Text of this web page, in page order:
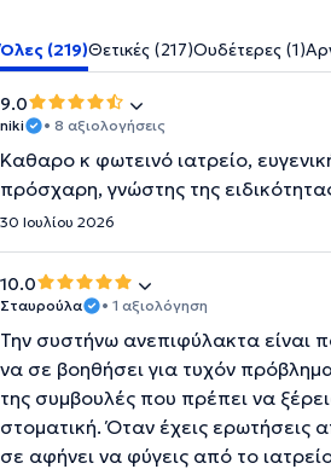
Όλες (219)Θετικές (217)Ουδέτερες (1)
9.0
niki • 8 αξιολογήσεις
Καθαρο κ φωτεινό ιατρείο,
πρόσχαρη, γνώστης της
30 Ιουλίου 2026
10.0
Σταυρούλα • 1 αξιολόγηση
Την συστήνω ανεπιφύλακτα είναι
να σε βοηθήσει για τυχόν
της συμβουλές που πρέπει να
στοματική. Όταν έχεις ερωτήσεις
σε αφήνει να φύγεις από το